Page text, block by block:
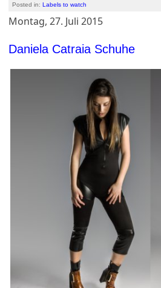
Posted in:Labels to watch
Montag, 27. Juli 2015
Daniela Catraia Schuhe